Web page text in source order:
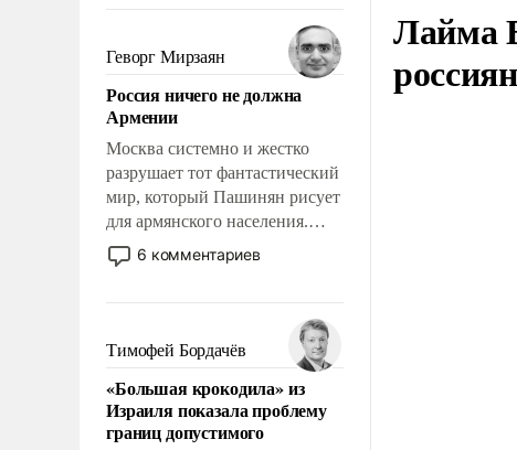
Сложившаяся ситуация
означает многолетний период
уязвимости США, например,
перед Китаем.
Геворг Мирзаян
Россия ничего не должна
Армении
Москва системно и жестко
разрушает тот фантастический
мир, который Пашинян рисует
для армянского населения.
Мир, где этому населению все
должны просто по
политические прожекты будут
беспрекословно оплачиваться
за счет российских
налогоплательщиков и где за
свои поступки не нужно
отвечать.
6 комментариев
Тимофей Бордачёв
«Большая крокодила» из
Израиля показала проблему
границ допустимого
Лайма